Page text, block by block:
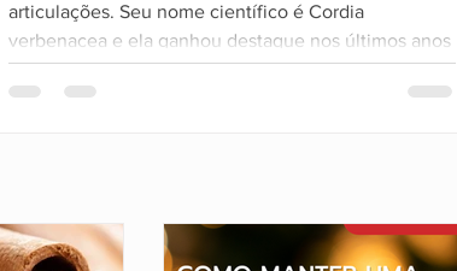
articulações. Seu nome científico é Cordia
verbenacea e ela ganhou destaque nos últimos anos
devido ao interesse científico em suas propriedades
anti-inflamatórias e analgésicas.